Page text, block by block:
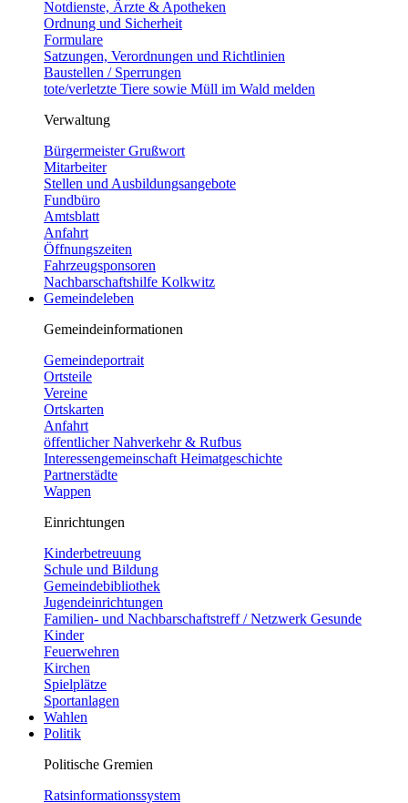
Notdienste, Ärzte & Apotheken
Ordnung und Sicherheit
Formulare
Satzungen, Verordnungen und Richtlinien
Baustellen / Sperrungen
tote/verletzte Tiere sowie Müll im Wald melden
Verwaltung
Bürgermeister Grußwort
Mitarbeiter
Stellen und Ausbildungsangebote
Fundbüro
Amtsblatt
Anfahrt
Öffnungszeiten
Fahrzeugsponsoren
Nachbarschaftshilfe Kolkwitz
Gemeindeleben
Gemeindeinformationen
Gemeindeportrait
Ortsteile
Vereine
Ortskarten
Anfahrt
öffentlicher Nahverkehr & Rufbus
Interessengemeinschaft Heimatgeschichte
Partnerstädte
Wappen
Einrichtungen
Kinderbetreuung
Schule und Bildung
Gemeindebibliothek
Jugendeinrichtungen
Familien- und Nachbarschaftstreff / Netzwerk Gesunde
Kinder
Feuerwehren
Kirchen
Spielplätze
Sportanlagen
Wahlen
Politik
Politische Gremien
Ratsinformationssystem